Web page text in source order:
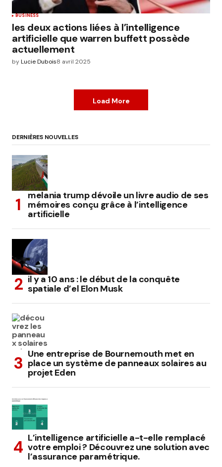
BUSINESS
les deux actions liées à l’intelligence
artificielle que warren buffett possède
actuellement
byLucie Dubois8 avril 2025
Load More
DERNIÈRES NOUVELLES
melania trump dévoile un livre audio de ses
mémoires conçu grâce à l’intelligence
artificielle
il y a 10 ans : le début de la conquête
spatiale d’el Elon Musk
Une entreprise de Bournemouth met en
place un système de panneaux solaires au
projet Eden
L’intelligence artificielle a-t-elle remplacé
votre emploi ? Découvrez une solution avec
l’assurance paramétrique.